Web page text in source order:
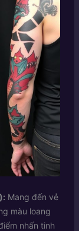
Mang đến vẻ
màu loang
nhấn tinh